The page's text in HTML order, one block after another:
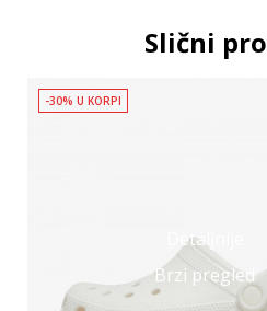
Slični
Detaljnije
Brzi pregled
-30% U KORPI